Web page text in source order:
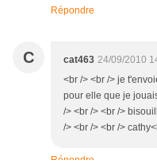
Répondre
C cat463 24/09/2010
<br /> <br /> je
pour elle que je
/> <br /> <br />
/> <br /> <br />